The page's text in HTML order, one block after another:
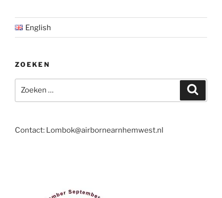
English
ZOEKEN
naar:
Contact: Lombok@airbornearnhemwest.nl